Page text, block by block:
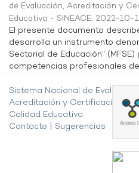
de Evaluación, Acreditación y
Educativa - SINEACE, 2022-10-
El presente documento
desarrolla un instrumento
Sectorial de Educación”
competencias profesionales del
Sistema Nacional de Evaluación,
Acreditación y Certificación de
Calidad Educativa
Contacto
Sugerencias